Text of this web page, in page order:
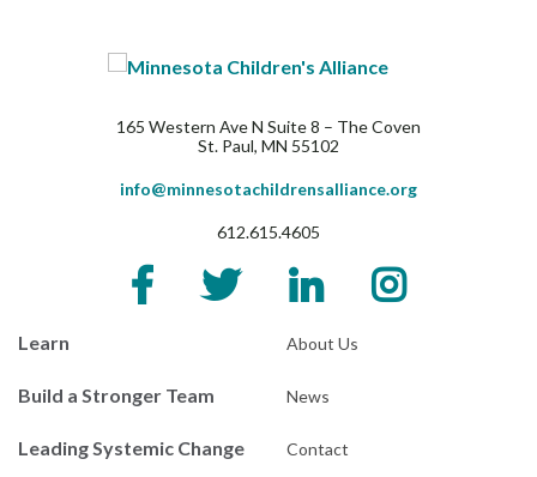
165 Western Ave N Suite 8 – The Coven
St. Paul, MN 55102
info@minnesotachildrensalliance.org
612.615.4605
Learn
Build a Stronger Team
Leading Systemic Change
About Us
News
Contact